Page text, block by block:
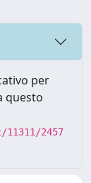
per
questo
2457